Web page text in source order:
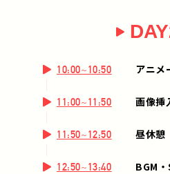
10:00~10:50 アニメ
11:00~11:50 画像挿
11:50~12:50 昼休憩
12:50~13:40 BGM・